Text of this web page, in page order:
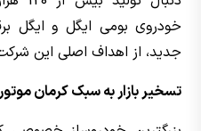
جدید، از اهداف اصلی این
تسخیر بازار به سبک کرمان موتور